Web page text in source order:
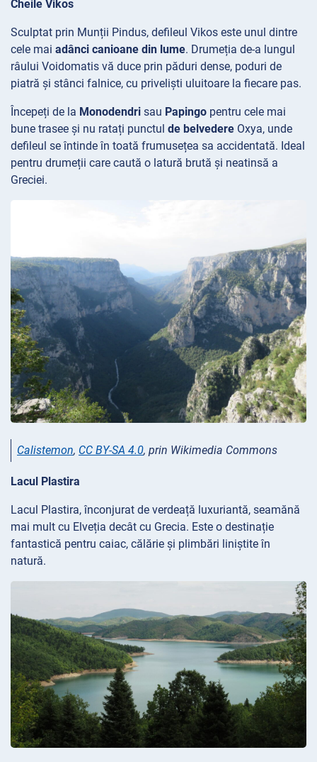
Cheile Vikos
Sculptat prin Munții Pindus, defileul Vikos este unul dintre
cele mai adânci canioane din lume. Drumeția de-a lungul
râului Voidomatis vă duce prin păduri dense, poduri de
piatră și stânci falnice, cu priveliști uluitoare la fiecare pas.
Începeți de la Monodendri sau Papingo pentru cele mai
bune trasee și nu ratați punctul de belvedere Oxya, unde
defileul se întinde în toată frumusețea sa accidentată. Ideal
pentru drumeții care caută o latură brută și neatinsă a
Greciei.
Calistemon, CC BY-SA 4.0, prin Wikimedia Commons
Lacul Plastira
Lacul Plastira, înconjurat de verdeață luxuriantă, seamănă
mai mult cu Elveția decât cu Grecia. Este o destinație
fantastică pentru caiac, călărie și plimbări liniștite în
natură.